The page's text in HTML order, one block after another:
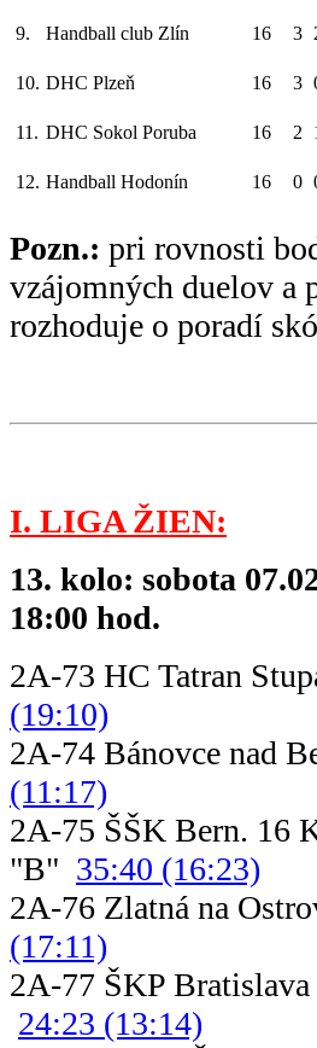
9. Handball club Zlín 16 3
10. DHC Plzeň 16 3
11. DHC Sokol Poruba 16 2
12. Handball Hodonín 16 0
Pozn.: pri rovnosti
vzájomných duelov a
rozhoduje o poradí
I. LIGA ŽIEN:
13. kolo: sobota
18:00 hod.
2A-73 HC Tatran
(19:10)
2A-74 Bánovce
(11:17)
2A-75 ŠŠK Bern. 16
"B" 35:40 (16:23)
2A-76 Zlatná na
(17:11)
2A-77 ŠKP
24:23 (13:14)